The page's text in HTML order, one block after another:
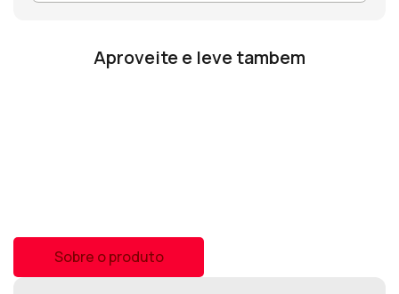
Aproveite e leve tambem
Sobre o produto